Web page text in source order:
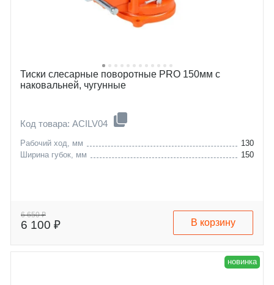
Тиски слесарные поворотные PRO 150мм с
наковальней, чугунные
Код товара: ACILV04
Рабочий ход, мм
130
Ширина губок, мм
150
6 650 ₽
6 100 ₽ В корзину
новинка